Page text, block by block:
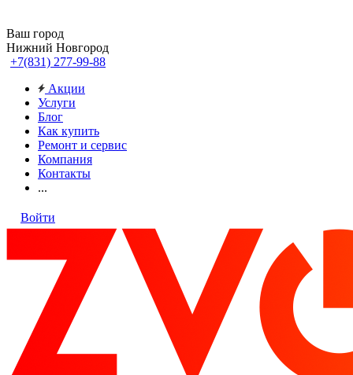
Ваш город
Нижний Новгород
+7(831) 277-99-88
Акции
Услуги
Блог
Как купить
Ремонт и сервис
Компания
Контакты
...
Войти